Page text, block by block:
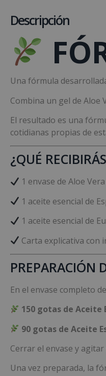
Descripción
Una fórmula
Combina un gel de Aloe
El resultado es una
cotidianas propias de
¿QUÉ
1 envase de Aloe
1 aceite esencial de
1 aceite esencial de
Carta explicativa con
PREPARACIÓN
En el envase completo
150 gotas de Aceite
90 gotas de Aceite
Cerrar el envase y
Una vez preparada, la